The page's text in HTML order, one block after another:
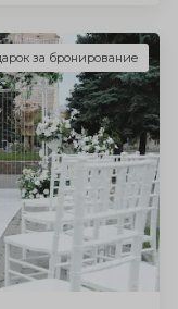
за бронирование